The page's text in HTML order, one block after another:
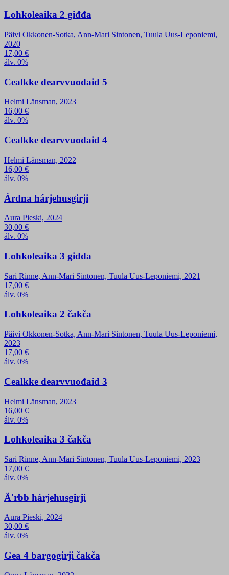
Lohkoleaika 2 giđđa
Päivi Okkonen-Sotka, Ann-Mari Sintonen, Tuula Uus-Leponiemi,
2020
17,00 €
álv. 0%
Cealkke dearvvuođaid 5
Helmi Länsman, 2023
16,00 €
álv. 0%
Cealkke dearvvuođaid 4
Helmi Länsman, 2022
16,00 €
álv. 0%
Árdna hárjehusgirji
Aura Pieski, 2024
30,00 €
álv. 0%
Lohkoleaika 3 giđđa
Sari Rinne, Ann-Mari Sintonen, Tuula Uus-Leponiemi, 2021
17,00 €
álv. 0%
Lohkoleaika 2 čakča
Päivi Okkonen-Sotka, Ann-Mari Sintonen, Tuula Uus-Leponiemi,
2023
17,00 €
álv. 0%
Cealkke dearvvuođaid 3
Helmi Länsman, 2023
16,00 €
álv. 0%
Lohkoleaika 3 čakča
Sari Rinne, Ann-Mari Sintonen, Tuula Uus-Leponiemi, 2023
17,00 €
álv. 0%
Äʹrbb hárjehusgirji
Aura Pieski, 2024
30,00 €
álv. 0%
Gea 4 bargogirji čakča